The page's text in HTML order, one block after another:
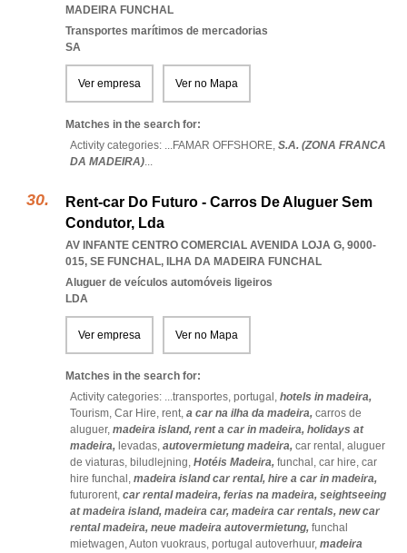
MADEIRA FUNCHAL
Transportes marítimos de mercadorias
SA
Ver empresa Ver no Mapa
Matches in the search for:
Activity categories: ...FAMAR OFFSHORE, S.A. (ZONA FRANCA
DA MADEIRA)...
Rent-car Do Futuro - Carros De Aluguer Sem
Condutor, Lda
AV INFANTE CENTRO COMERCIAL AVENIDA LOJA G, 9000-
015, SE FUNCHAL, ILHA DA MADEIRA FUNCHAL
Aluguer de veículos automóveis ligeiros
LDA
Ver empresa Ver no Mapa
Matches in the search for:
Activity categories: ...transportes, portugal, hotels in madeira,
Tourism, Car Hire, rent, a car na ilha da madeira, carros de
aluguer, madeira island, rent a car in madeira, holidays at
madeira, levadas, autovermietung madeira, car rental, aluguer
de viaturas, biludlejning, Hotéis Madeira, funchal, car hire, car
hire funchal, madeira island car rental, hire a car in madeira,
futurorent, car rental madeira, ferias na madeira, seightseeing
at madeira island, madeira car, madeira car rentals, new car
rental madeira, neue madeira autovermietung, funchal
mietwagen,Auton vuokraus, portugal autoverhuur, madeira